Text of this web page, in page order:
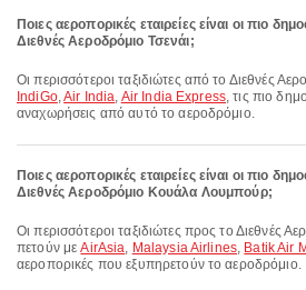
Ποιες αεροπορικές εταιρείες είναι οι πιο
Διεθνές Αεροδρόμιο Τσενάι;
Οι περισσότεροι ταξιδιώτες από το Διεθνές
IndiGo,Air India, Air India Express, τις πιο
αναχωρήσεις από αυτό το αεροδρόμιο.
Ποιες αεροπορικές εταιρείες είναι οι πιο
Διεθνές Αεροδρόμιο Κουάλα Λουμπούρ;
Οι περισσότεροι ταξιδιώτες προς το Διεθνές Αεροδρόμιο Κουάλα Λουμπούρ
πετούν μεAirAsia, Malaysia Airlines, Batik Air
αεροπορικές που εξυπηρετούν το αεροδρόμιο.